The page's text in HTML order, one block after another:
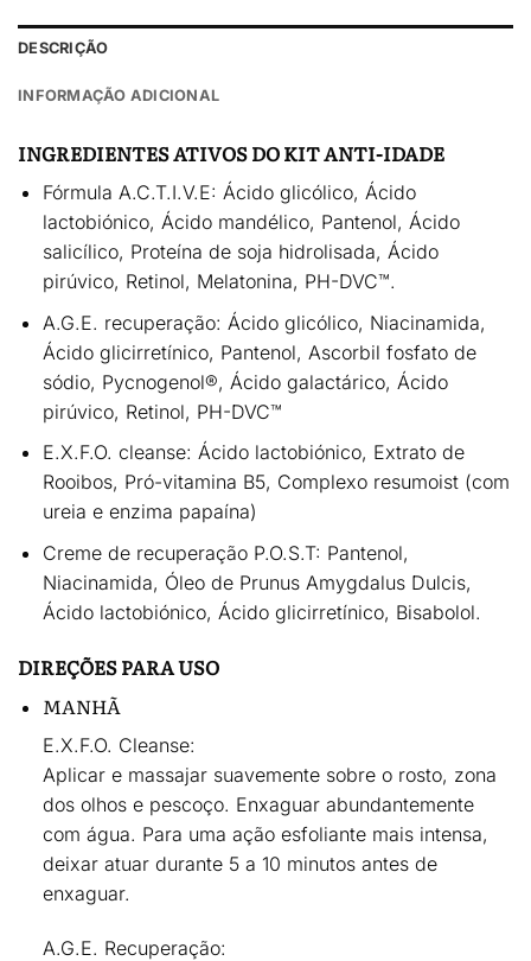
DESCRIÇÃO
INFORMAÇÃO ADICIONAL
INGREDIENTES ATIVOS DO KIT ANTI-IDADE
Fórmula A.C.T.I.V.E: Ácido glicólico, Ácido
lactobiónico, Ácido mandélico, Pantenol, Ácido
salicílico, Proteína de soja hidrolisada, Ácido
pirúvico, Retinol, Melatonina, PH-DVC™.
A.G.E. recuperação: Ácido glicólico, Niacinamida,
Ácido glicirretínico, Pantenol, Ascorbil fosfato de
sódio, Pycnogenol®, Ácido galactárico, Ácido
pirúvico, Retinol, PH-DVC™
E.X.F.O. cleanse: Ácido lactobiónico, Extrato de
Rooibos, Pró-vitamina B5, Complexo resumoist (com
ureia e enzima papaína)
Creme de recuperação P.O.S.T: Pantenol,
Niacinamida, Óleo de Prunus Amygdalus Dulcis,
Ácido lactobiónico, Ácido glicirretínico, Bisabolol.
DIREÇÕES PARA USO
MANHÃ
E.X.F.O. Cleanse:
Aplicar e massajar suavemente sobre o rosto, zona
dos olhos e pescoço. Enxaguar abundantemente
com água. Para uma ação esfoliante mais intensa,
deixar atuar durante 5 a 10 minutos antes de
enxaguar.
A.G.E. Recuperação: